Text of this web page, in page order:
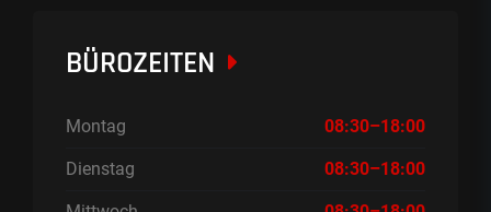
BÜROZEITEN
Montag 08:30–18:00
Dienstag 08:30–18:00